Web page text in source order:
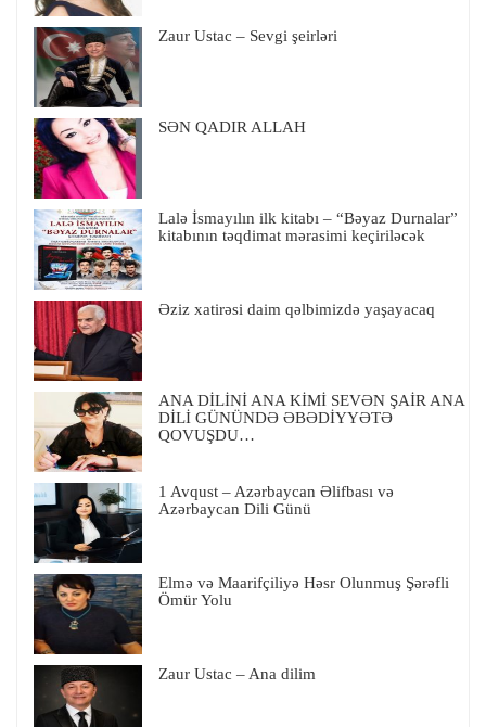
Zaur Ustac – Sevgi şeirləri
SƏN QADIR ALLAH
Lalə İsmayılın ilk kitabı – “Bəyaz Durnalar”
kitabının təqdimat mərasimi keçiriləcək
Əziz xatirəsi daim qəlbimizdə yaşayacaq
ANA DİLİNİ ANA KİMİ SEVƏN ŞAİR ANA
DİLİ GÜNÜNDƏ ƏBƏDİYYƏTƏ
QOVUŞDU…
1 Avqust – Azərbaycan Əlifbası və
Azərbaycan Dili Günü
Elmə və Maarifçiliyə Həsr Olunmuş Şərəfli
Ömür Yolu
Zaur Ustac – Ana dilim